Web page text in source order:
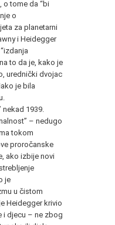
o tome da “bi
o
za planetarni
i Heidegger
to da je, kako je
urednički dvojac
je bila
1939.
– nedugo
tokom
proročanske
ako izbije novi
je
u čistom
Heidegger krivio
i djecu – ne zbog